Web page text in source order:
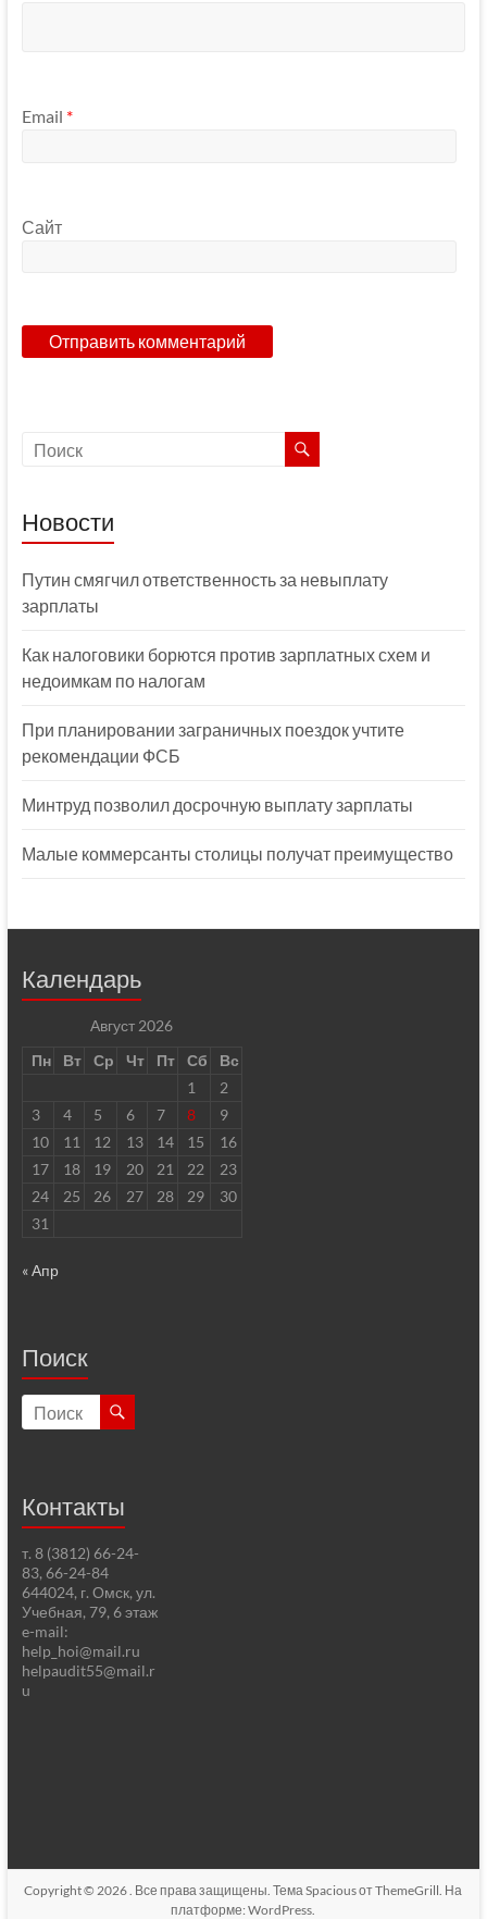
Email *
Сайт
Новости
Путин смягчил ответственность за невыплату
зарплаты
Как налоговики борются против зарплатных схем и
недоимкам по налогам
При планировании заграничных поездок учтите
рекомендации ФСБ
Минтруд позволил досрочную выплату зарплаты
Малые коммерсанты столицы получат преимущество
Календарь
Август 2026
Пн
Вт Ср Чт Пт Сб
Вс
1
2
3
4 5 6 7 8
9
10
11 12 13 14 15
16
17
18 19 20 21 22
23
24
25 26 27 28 29
30
31
« Апр
Поиск
Контакты
т. 8 (3812) 66-24-
83, 66-24-84
644024, г. Омск, ул.
Учебная, 79, 6 этаж
e-mail:
help_hoi@mail.ru
helpaudit55@mail.r
u
Copyright © 2026. Все права защищены. ТемаSpaciousот ThemeGrill. На
платформе:WordPress.